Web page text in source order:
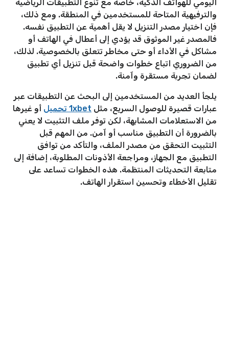
اليومي للهواتف الذكية، خاصة مع تنوع التطبيقات الرياضية
والترفيهية المتاحة للمستخدمين في المنطقة. ومع ذلك،
فإن اختيار مصدر التنزيل لا يقل أهمية عن التطبيق نفسه.
فالمصدر غير الموثوق قد يؤدي إلى أعطال في الهاتف أو
مشاكل في الأداء أو حتى مخاطر تتعلق بالخصوصية. لذلك،
من الضروري اتباع خطوات واضحة قبل تنزيل أي تطبيق
لضمان تجربة مستقرة وآمنة.
يلجأ العديد من المستخدمين إلى البحث عن التطبيقات عبر
عبارات قصيرة للوصول السريع، مثل 1xbet تحميل
أو غيرها
من الاستعلامات المشابهة، لكن توفر ملف التثبيت لا يعني
بالضرورة أن التطبيق مناسب أو آمن. من المهم قبل
التثبيت التحقق من مصدر الملف، والتأكد من توافق
التطبيق مع الجهاز، ومراجعة الأذونات المطلوبة، إضافة إلى
متابعة التحديثات المنتظمة. هذه الخطوات تساعد على
تقليل الأخطاء وتحسين استقرار الهاتف.